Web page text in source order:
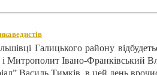
Галицького району
і Митрополит Івано-Франківський